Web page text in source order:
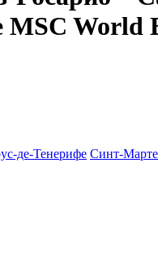
MSC World
де-Тенерифе Синт-